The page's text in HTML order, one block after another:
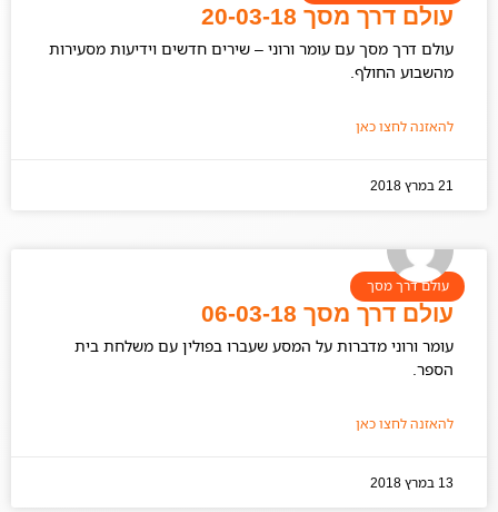
עולם דרך מסך 20-03-18
עולם דרך מסך עם עומר ורוני – שירים חדשים וידיעות מסעירות
מהשבוע החולף.
להאזנה לחצו כאן
21 במרץ 2018
עולם דרך מסך
עולם דרך מסך 06-03-18
עומר ורוני מדברות על המסע שעברו בפולין עם משלחת בית
הספר.
להאזנה לחצו כאן
13 במרץ 2018